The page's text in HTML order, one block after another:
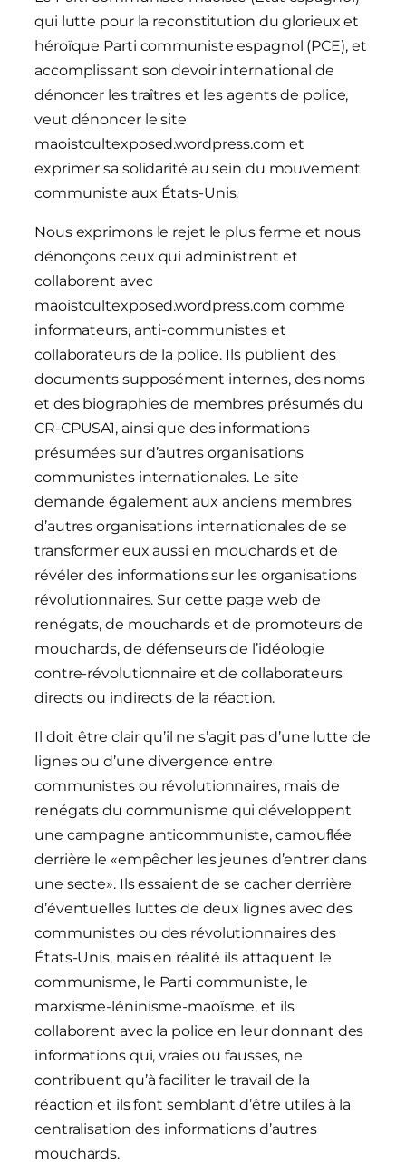
qui lutte pour la reconstitution du glorieux et
héroïque Parti communiste espagnol (PCE), et
accomplissant son devoir international de
dénoncer les traîtres et les agents de police,
veut dénoncer le site
maoistcultexposed.wordpress.com et
exprimer sa solidarité au sein du mouvement
communiste aux États-Unis.
Nous exprimons le rejet le plus ferme et nous
dénonçons ceux qui administrent et
collaborent avec
maoistcultexposed.wordpress.com comme
informateurs, anti-communistes et
collaborateurs de la police. Ils publient des
documents supposément internes, des noms
et des biographies de membres présumés du
CR-CPUSA1, ainsi que des informations
présumées sur d’autres organisations
communistes internationales. Le site
demande également aux anciens membres
d’autres organisations internationales de se
transformer eux aussi en mouchards et de
révéler des informations sur les organisations
révolutionnaires. Sur cette page web de
renégats, de mouchards et de promoteurs de
mouchards, de défenseurs de l’idéologie
contre-révolutionnaire et de collaborateurs
directs ou indirects de la réaction.
Il doit être clair qu’il ne s’agit pas d’une lutte de
lignes ou d’une divergence entre
communistes ou révolutionnaires, mais de
renégats du communisme qui développent
une campagne anticommuniste, camouflée
derrière le «empêcher les jeunes d’entrer dans
une secte». Ils essaient de se cacher derrière
d’éventuelles luttes de deux lignes avec des
communistes ou des révolutionnaires des
États-Unis, mais en réalité ils attaquent le
communisme, le Parti communiste, le
marxisme-léninisme-maoïsme, et ils
collaborent avec la police en leur donnant des
informations qui, vraies ou fausses, ne
contribuent qu’à faciliter le travail de la
réaction et ils font semblant d’être utiles à la
centralisation des informations d’autres
mouchards.